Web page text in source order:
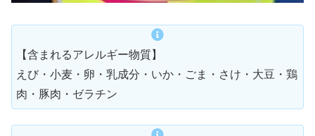
【含まれるアレルギー物質】
えび・小麦・卵・乳成分・いか・ごま・さけ・大豆・鶏
肉・豚肉・ゼラチン